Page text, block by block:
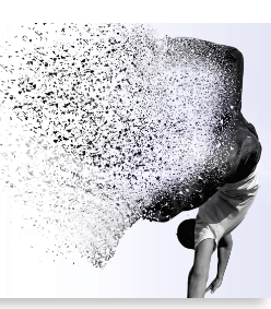
ン
ナ
ッ
プ
ン
グ
観
戦
マ
ン
ガ・
ド
ャ
ラ
リ
ー
ホ
ー
ム